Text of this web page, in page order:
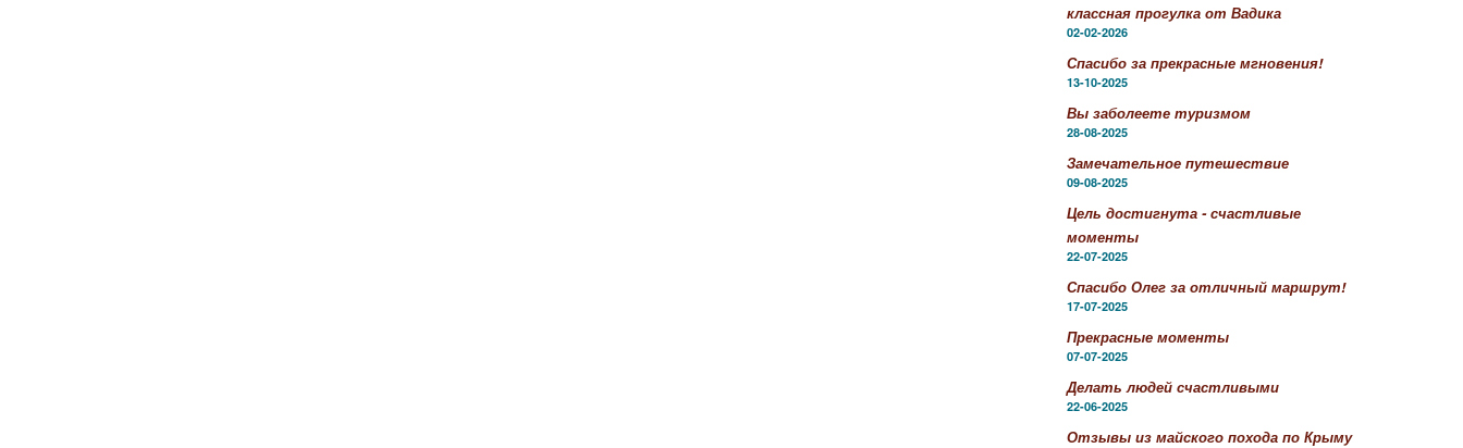
классная прогулка от Вадика
02-02-2026
Спасибо за прекрасные мгновения!
13-10-2025
Вы заболеете туризмом
28-08-2025
Замечательное путешествие
09-08-2025
Цель достигнута - счастливые
моменты
22-07-2025
Спасибо Олег за отличный маршрут!
17-07-2025
Прекрасные моменты
07-07-2025
Делать людей счастливыми
22-06-2025
Отзывы из майского похода по Крыму